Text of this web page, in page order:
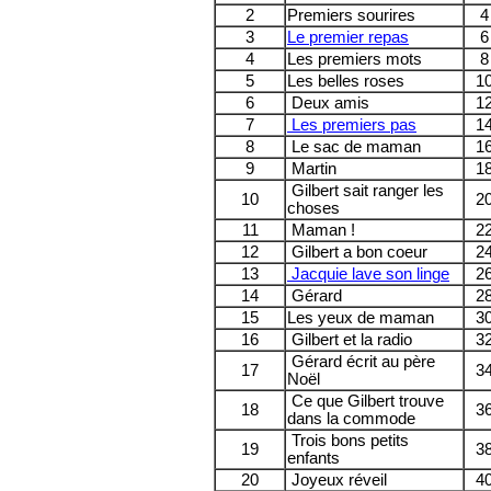
2
Premiers sourires
4
3
Le premier repas
6
4
Les premiers mots
8
5
Les belles roses
6
Deux amis
7
Les premiers pas
8
Le sac de maman
9
Martin
10
Gilbert sait ranger les
choses
11
Maman !
12
Gilbert a bon coeur
13
Jacquie lave son linge
14
Gérard
15
Les yeux de maman
16
Gilbert et la radio
17
Gérard écrit au père
Noël
18
Ce que Gilbert trouve
dans la commode
19
Trois bons petits
enfants
20
Joyeux réveil